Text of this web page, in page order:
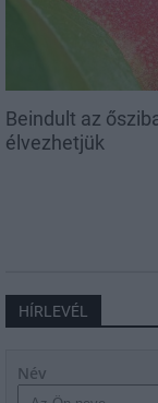
Beindult az
élvezhetjük
HÍRLEVÉL
Név